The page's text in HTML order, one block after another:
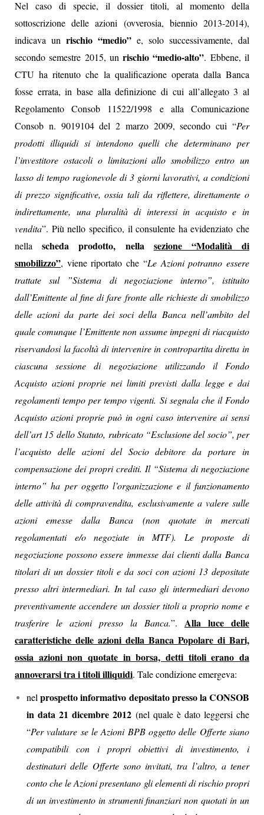
Nel caso di specie, il dossier titoli, al momento della
sottoscrizione delle azioni (ovverosia, biennio 2013-2014),
indicava un rischio “medio” e, solo successivamente, dal
secondo semestre 2015, unrischio “medio-alto”. Ebbene, il
CTU ha ritenuto che la qualificazione operata dalla Banca
fosse errata, in base alla definizione di cui all’allegato 3 al
Regolamento Consob 11522/1998 e alla Comunicazione
Consob n. 9019104 del 2 marzo 2009, secondo cui “Per
prodotti illiquidi si intendono quelli che determinano per
l’investitore ostacoli o limitazioni allo smobilizzo entro un
lasso di tempo ragionevole di 3 giorni lavorativi, a condizioni
di prezzo significative, ossia tali da riflettere, direttamente o
indirettamente, una pluralità di interessi in acquisto e in
vendita”. Più nello specifico, il consulente ha evidenziato che
nellascheda prodotto, nella sezione “Modalità di
smobilizzo”, viene riportato che “Le Azioni potranno essere
trattate sul ”Sistema di negoziazione interno”, istituito
dall’Emittente al fine di fare fronte alle richieste di smobilizzo
delle azioni da parte dei soci della Banca nell’ambito del
quale comunque l’Emittente non assume impegni di riacquisto
riservandosi la facoltà di intervenire in contropartita diretta in
ciascuna sessione di negoziazione utilizzando il Fondo
Acquisto azioni proprie nei limiti previsti dalla legge e dai
regolamenti tempo per tempo vigenti. Si segnala che il Fondo
Acquisto azioni proprie può in ogni caso intervenire ai sensi
dell’art 15 dello Statuto, rubricato “Esclusione del socio”, per
l’acquisto delle azioni del Socio debitore da portare in
compensazione dei propri crediti. Il “Sistema di negoziazione
interno” ha per oggetto l’organizzazione e il funzionamento
delle attività di compravendita, esclusivamente a valere sulle
azioni emesse dalla Banca (non quotate in mercati
regolamentati e/o negoziate in MTF). Le proposte di
negoziazione possono essere immesse dai clienti dalla Banca
titolari di un dossier titoli e da soci con azioni 13 depositate
presso altri intermediari. In tal caso gli intermediari devono
preventivamente accendere un dossier titoli a proprio nome e
trasferire le azioni presso la Banca.”. Alla luce delle
caratteristiche delle azioni della Banca Popolare di Bari,
ossia azioni non quotate in borsa, detti titoli erano da
annoverarsi tra i titoli illiquidi. Tale condizione emergeva:
nelprospetto informativo depositato presso la CONSOB
in data 21 dicembre 2012 (nel quale è dato leggersi che
“Per valutare se le Azioni BPB oggetto delle Offerte siano
compatibili con i propri obiettivi di investimento, i
destinatari delle Offerte sono invitati, tra l’altro, a tener
conto che le Azioni presentano gli elementi di rischio propri
di un investimento in strumenti finanziari non quotati in un